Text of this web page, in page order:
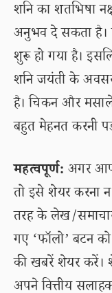
शनि का शतभिषा
अनुभव दे सकता है।
शुरू हो गया है।
शनि जयंती के
है। चिकन और
बहुत मेहनत करनी
महत्वपूर्ण: अगर
तो इसे शेयर
तरह के लेख/
गए ‘फॉलो’ बटन
की खबरें शेयर करें।
अपने वित्तीय